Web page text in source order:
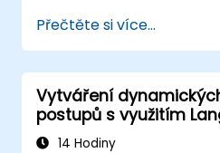
Přečtěte si více...
Vytváření
postupů s využitím
LLM14 Hodiny